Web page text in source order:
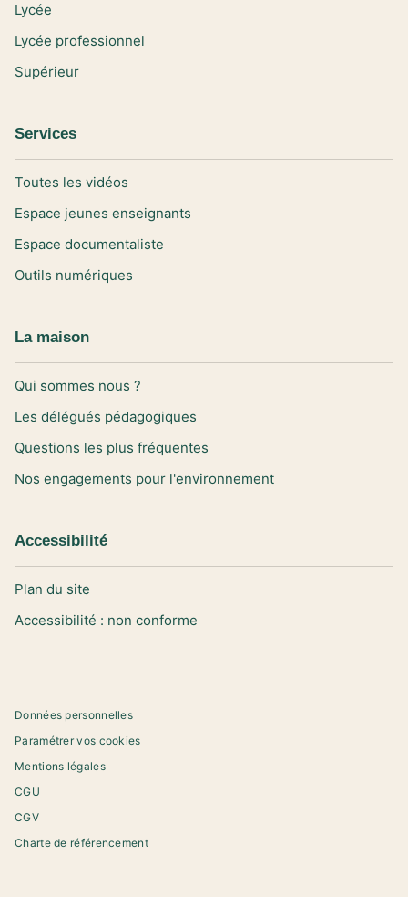
Lycée
Lycée professionnel
Supérieur
Services
Toutes les vidéos
Espace jeunes enseignants
Espace documentaliste
Outils numériques
La maison
Qui sommes nous ?
Les délégués pédagogiques
Questions les plus fréquentes
Nos engagements pour l'environnement
Accessibilité
Plan du site
Accessibilité : non conforme
Données personnelles
Paramétrer vos cookies
Mentions légales
CGU
CGV
Charte de référencement